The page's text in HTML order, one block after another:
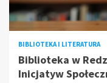
BIBLIOTEKA I LITERATURA
Biblioteka w
Inicjatyw